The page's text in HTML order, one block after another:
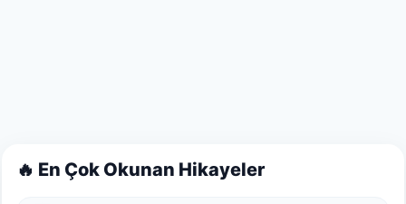
🔥 En Çok Okunan Hikayeler